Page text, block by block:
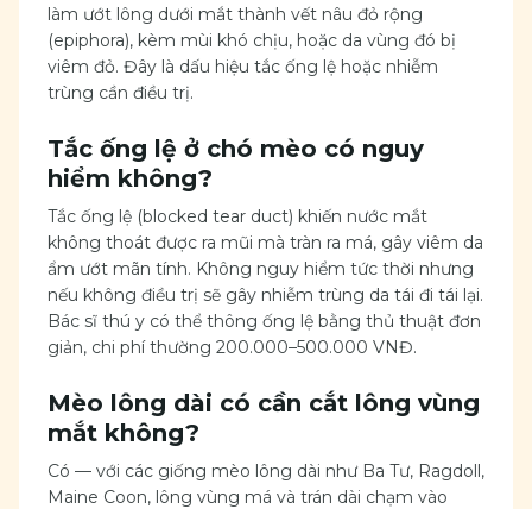
làm ướt lông dưới mắt thành vết nâu đỏ rộng
(epiphora), kèm mùi khó chịu, hoặc da vùng đó bị
viêm đỏ. Đây là dấu hiệu tắc ống lệ hoặc nhiễm
trùng cần điều trị.
Tắc ống lệ ở chó mèo có nguy
hiểm không?
Tắc ống lệ (blocked tear duct) khiến nước mắt
không thoát được ra mũi mà tràn ra má, gây viêm da
ẩm ướt mãn tính. Không nguy hiểm tức thời nhưng
nếu không điều trị sẽ gây nhiễm trùng da tái đi tái lại.
Bác sĩ thú y có thể thông ống lệ bằng thủ thuật đơn
giản, chi phí thường 200.000–500.000 VNĐ.
Mèo lông dài có cần cắt lông vùng
mắt không?
Có — với các giống mèo lông dài như Ba Tư, Ragdoll,
Maine Coon, lông vùng má và trán dài chạm vào